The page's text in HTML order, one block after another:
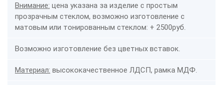
Внимание: цена указана за изделие с простым
прозрачным стеклом, возможно изготовление с
матовым или тонированным стеклом: + 2500руб.
Возможно изготовление без цветных вставок.
Материал: высококачественное ЛДСП, рамка МДФ.